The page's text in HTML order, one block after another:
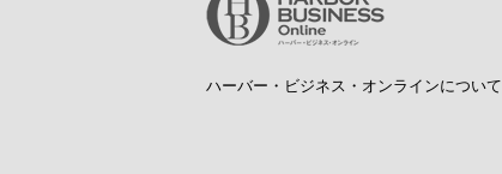
ハーバー・ビジネス・オンラインについて